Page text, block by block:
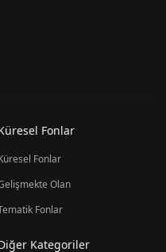
Fonlar
Fonlar
Olan
Fonlar
Kategoriler